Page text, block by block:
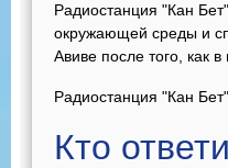
Радиостанция "Кан
окружающей среды и
Авиве после того, как
Радиостанция "Кан
Кто